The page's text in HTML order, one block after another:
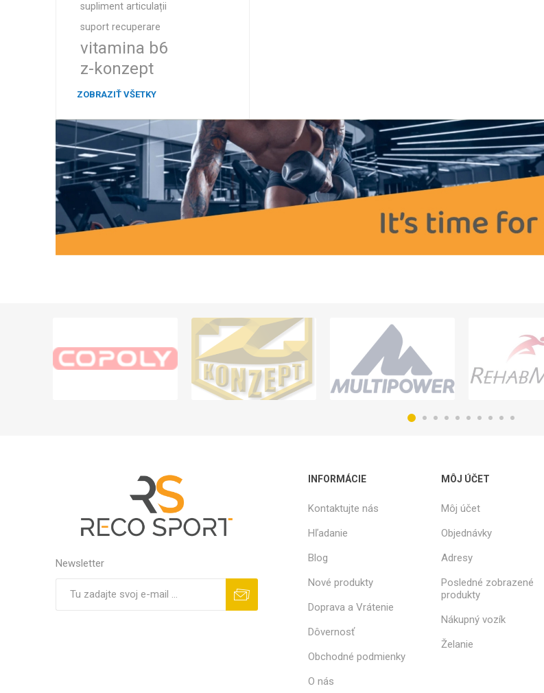
supliment articulații
suport recuperare
vitamina b6
z-konzept
ZOBRAZIŤ VŠETKY
Newsletter
INFORMÁCIE
Kontaktujte nás
Hľadanie
Blog
Nové produkty
Doprava a Vrátenie
Dôvernosť
Obchodné podmienky
O nás
MÔJ ÚČET
Môj účet
Objednávky
Adresy
Posledné zobrazené
produkty
Nákupný vozík
Želanie